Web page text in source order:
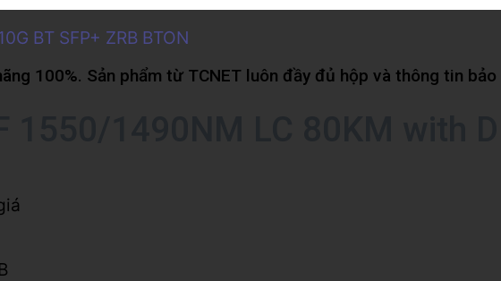
100%. Sản phẩm từ TCNET luôn đầy đủ hộp và thông tin